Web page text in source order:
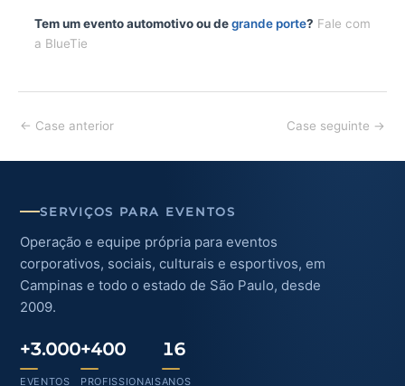
Tem um evento automotivo ou degrande porte? Fale com
a BlueTie
Post
← Case anterior Case seguinte →
SERVIÇOS PARA EVENTOS
Operação e equipe própria para eventos
corporativos, sociais, culturais e esportivos, em
Campinas e todo o estado de São Paulo, desde
2009.
+3.000
EVENTOS
+400
PROFISSIONAIS
16
ANOS